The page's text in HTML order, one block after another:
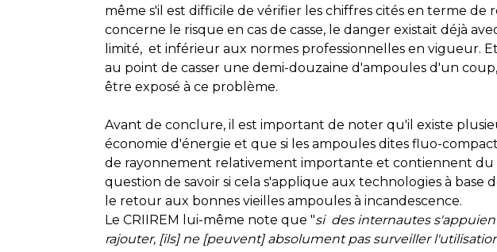
même s'il est difficile de vérifier les chiffres cités en terme de
concerne le risque en cas de casse, le danger existait déjà
limité, et inférieur aux normes professionnelles en vigueur.
au point de casser une demi-douzaine d'ampoules d'un
être exposé à ce problème.
Avant de conclure, il est important de noter qu'il existe
économie d'énergie et que si les ampoules dites fluo-
de rayonnement relativement importante et contiennent du
question de savoir si cela s'applique aux technologies à base
le retour aux bonnes vieilles ampoules à incandescence.
Le CRIIREM lui-même note que "si des internautes
rajouter, [ils] ne [peuvent] absolument pas surveiller